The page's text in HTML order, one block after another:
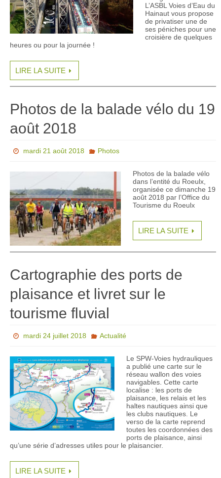
L’ASBL Voies d’Eau du
Hainaut vous propose
de privatiser une de
ses péniches pour une
croisière de quelques
heures ou pour la journée !
LIRE LA SUITE
Photos de la balade vélo du 19
août 2018
mardi 21 août 2018 Photos
Photos de la balade vélo
dans l’entité du Roeulx,
organisée ce dimanche 19
août 2018 par l’Office du
Tourisme du Roeulx
LIRE LA SUITE
Cartographie des ports de
plaisance et livret sur le
tourisme fluvial
mardi 24 juillet 2018 Actualité
Le SPW-Voies hydrauliques
a publié une carte sur le
réseau wallon des voies
navigables. Cette carte
localise : les ports de
plaisance, les relais et les
haltes nautiques ainsi que
les clubs nautiques. Le
verso de la carte reprend
toutes les coordonnées des
ports de plaisance, ainsi
qu’une série d’adresses utiles pour le plaisancier.
LIRE LA SUITE